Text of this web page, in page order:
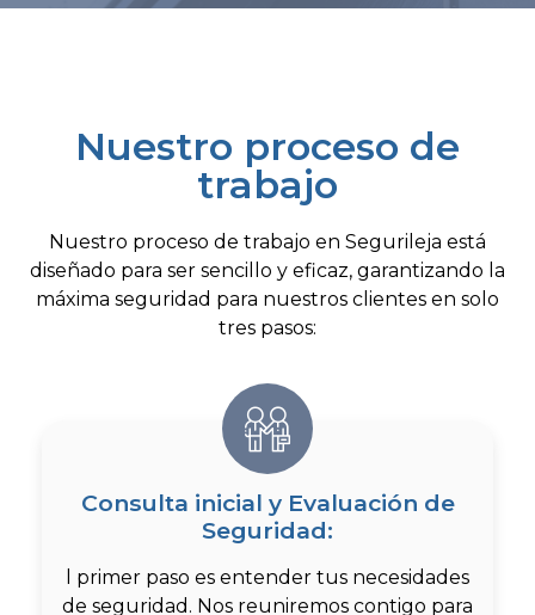
Nuestro proceso de
trabajo
Nuestro proceso de trabajo en Segurileja está
diseñado para ser sencillo y eficaz, garantizando la
máxima seguridad para nuestros clientes en solo
tres pasos:
Consulta inicial y Evaluación de
Seguridad:
l primer paso es entender tus necesidades
de seguridad. Nos reuniremos contigo para